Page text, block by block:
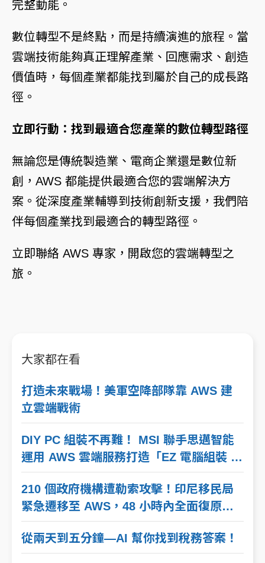
完整動能。
數位轉型不是終點，而是持續演進的旅程。當
雲端技術能夠真正理解產業、回應需求、創造
價值時，每個產業都能找到屬於自己的成長路
徑。
立即行動：找到最適合您產業的數位轉型路徑
無論您是傳統製造業、電商企業還是數位新
創，AWS 都能提供最適合您的雲端解決方
案。從深度產業輔導到技術創新支援，我們陪
伴每個產業找到最適合的轉型路徑。
立即聯絡 AWS 專家 ，開啟您的雲端轉型之
旅。
大家都在看
打造未來戰場！美軍空降部隊靠 AWS 建
立雲端戰術
DIY PC 組裝不再難！ MSI 聯手思邁智能
運用 AWS 雲端服務打造「EZ 電腦組裝 AI
助理」
210 個政府機構遭勒索攻擊！印尼移民局
緊急遷移至 AWS，48 小時內全面復原出
入境系統
從兩天到五分鐘—AI 幫你找到稅務答案！